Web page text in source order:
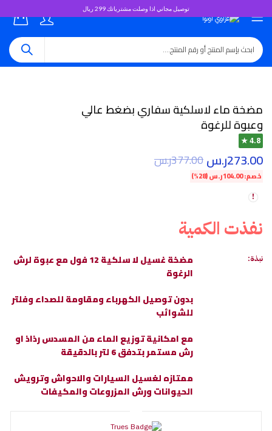
توصيل مجاني اذا وصلت مشترياتك 299 ريال
مضخة ماء لاسلكية سفاري بضغط عالي
وعبوة للرغوة
4.8 ★
273.00ر.س377.00ر.س
خصم:104.00ر.س(28%)
نفذت الكمية
نبذة:
مضخة غسيل لا سلكية 12 فول مع عبوة لرش
الرغوة
بدون توصيل الكهرباء ومقاومة للصداء وفلتر
للشوائب
مع امكانية توزيع الماء من المسدس رذاذ او
رش مستمر بتدفق 6 لتر بالدقيقة
ممتازه لغسيل السيارات والاحواش وترويش
الحيوانات ورش المزروعات والمكيفات